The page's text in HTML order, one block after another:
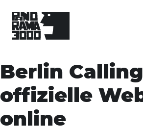
content
Berlin Calling
offizielle
online